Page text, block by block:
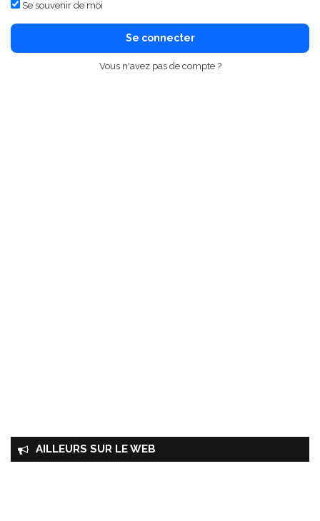
Se souvenir de moi
Se connecter
Vous n'avez pas de compte ?
AILLEURS SUR LE WEB